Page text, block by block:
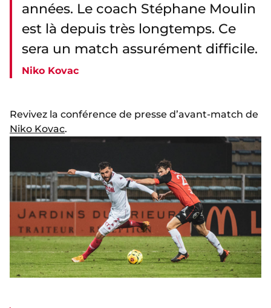
années. Le coach Stéphane Moulin
est là depuis très longtemps. Ce
sera un match assurément difficile.
Niko Kovac
Revivez la conférence de presse d’avant-match de
Niko Kovac.